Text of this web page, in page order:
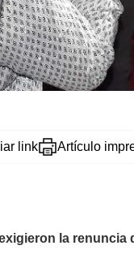
link Artículo
la renuncia